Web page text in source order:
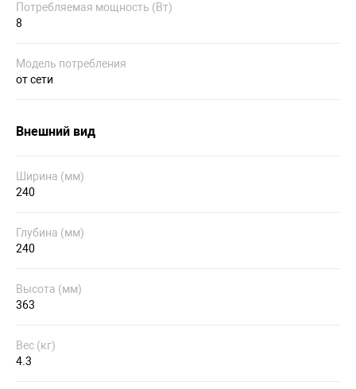
Потребляемая мощность (Вт)
8
Модель потребления
от сети
Внешний вид
Ширина (мм)
240
Глубина (мм)
240
Высота (мм)
363
Вес (кг)
4.3